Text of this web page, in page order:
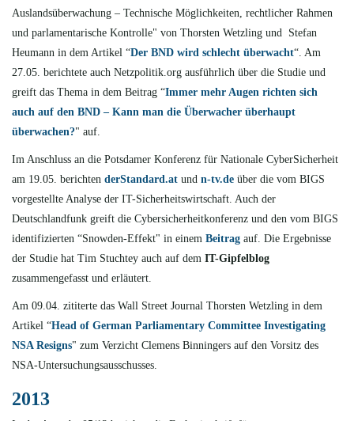
Auslandsüberwachung – Technische Möglichkeiten, rechtlicher Rahmen
und parlamentarische Kontrolle" von Thorsten Wetzling und Stefan
Heumann in dem Artikel “Der BND wird schlecht überwacht“. Am
27.05. berichtete auch Netzpolitik.org ausführlich über die Studie und
greift das Thema in dem Beitrag “Immer mehr Augen richten sich
auch auf den BND – Kann man die Überwacher überhaupt
überwachen?" auf.
Im Anschluss an die Potsdamer Konferenz für Nationale CyberSicherheit
am 19.05. berichten derStandard.at und n-tv.de über die vom BIGS
vorgestellte Analyse der IT-Sicherheitswirtschaft. Auch der
Deutschlandfunk greift die Cybersicherheitkonferenz und den vom BIGS
identifizierten “Snowden-Effekt" in einem Beitrag auf. Die Ergebnisse
der Studie hat Tim Stuchtey auch auf dem IT-Gipfelblog
zusammengefasst und erläutert.
Am 09.04. zititerte das Wall Street Journal Thorsten Wetzling in dem
Artikel “Head of German Parliamentary Committee Investigating
NSA Resigns" zum Verzicht Clemens Binningers auf den Vorsitz des
NSA-Untersuchungsausschusses.
2013